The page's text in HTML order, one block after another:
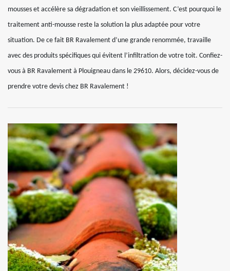
mousses et accélère sa dégradation et son vieillissement. C’est pourquoi le
traitement anti-mousse reste la solution la plus adaptée pour votre
situation. De ce fait BR Ravalement d’une grande renommée, travaille
avec des produits spécifiques qui évitent l’infiltration de votre toit. Confiez-
vous à BR Ravalement à Plouigneau dans le 29610. Alors, décidez-vous de
prendre votre devis chez BR Ravalement !